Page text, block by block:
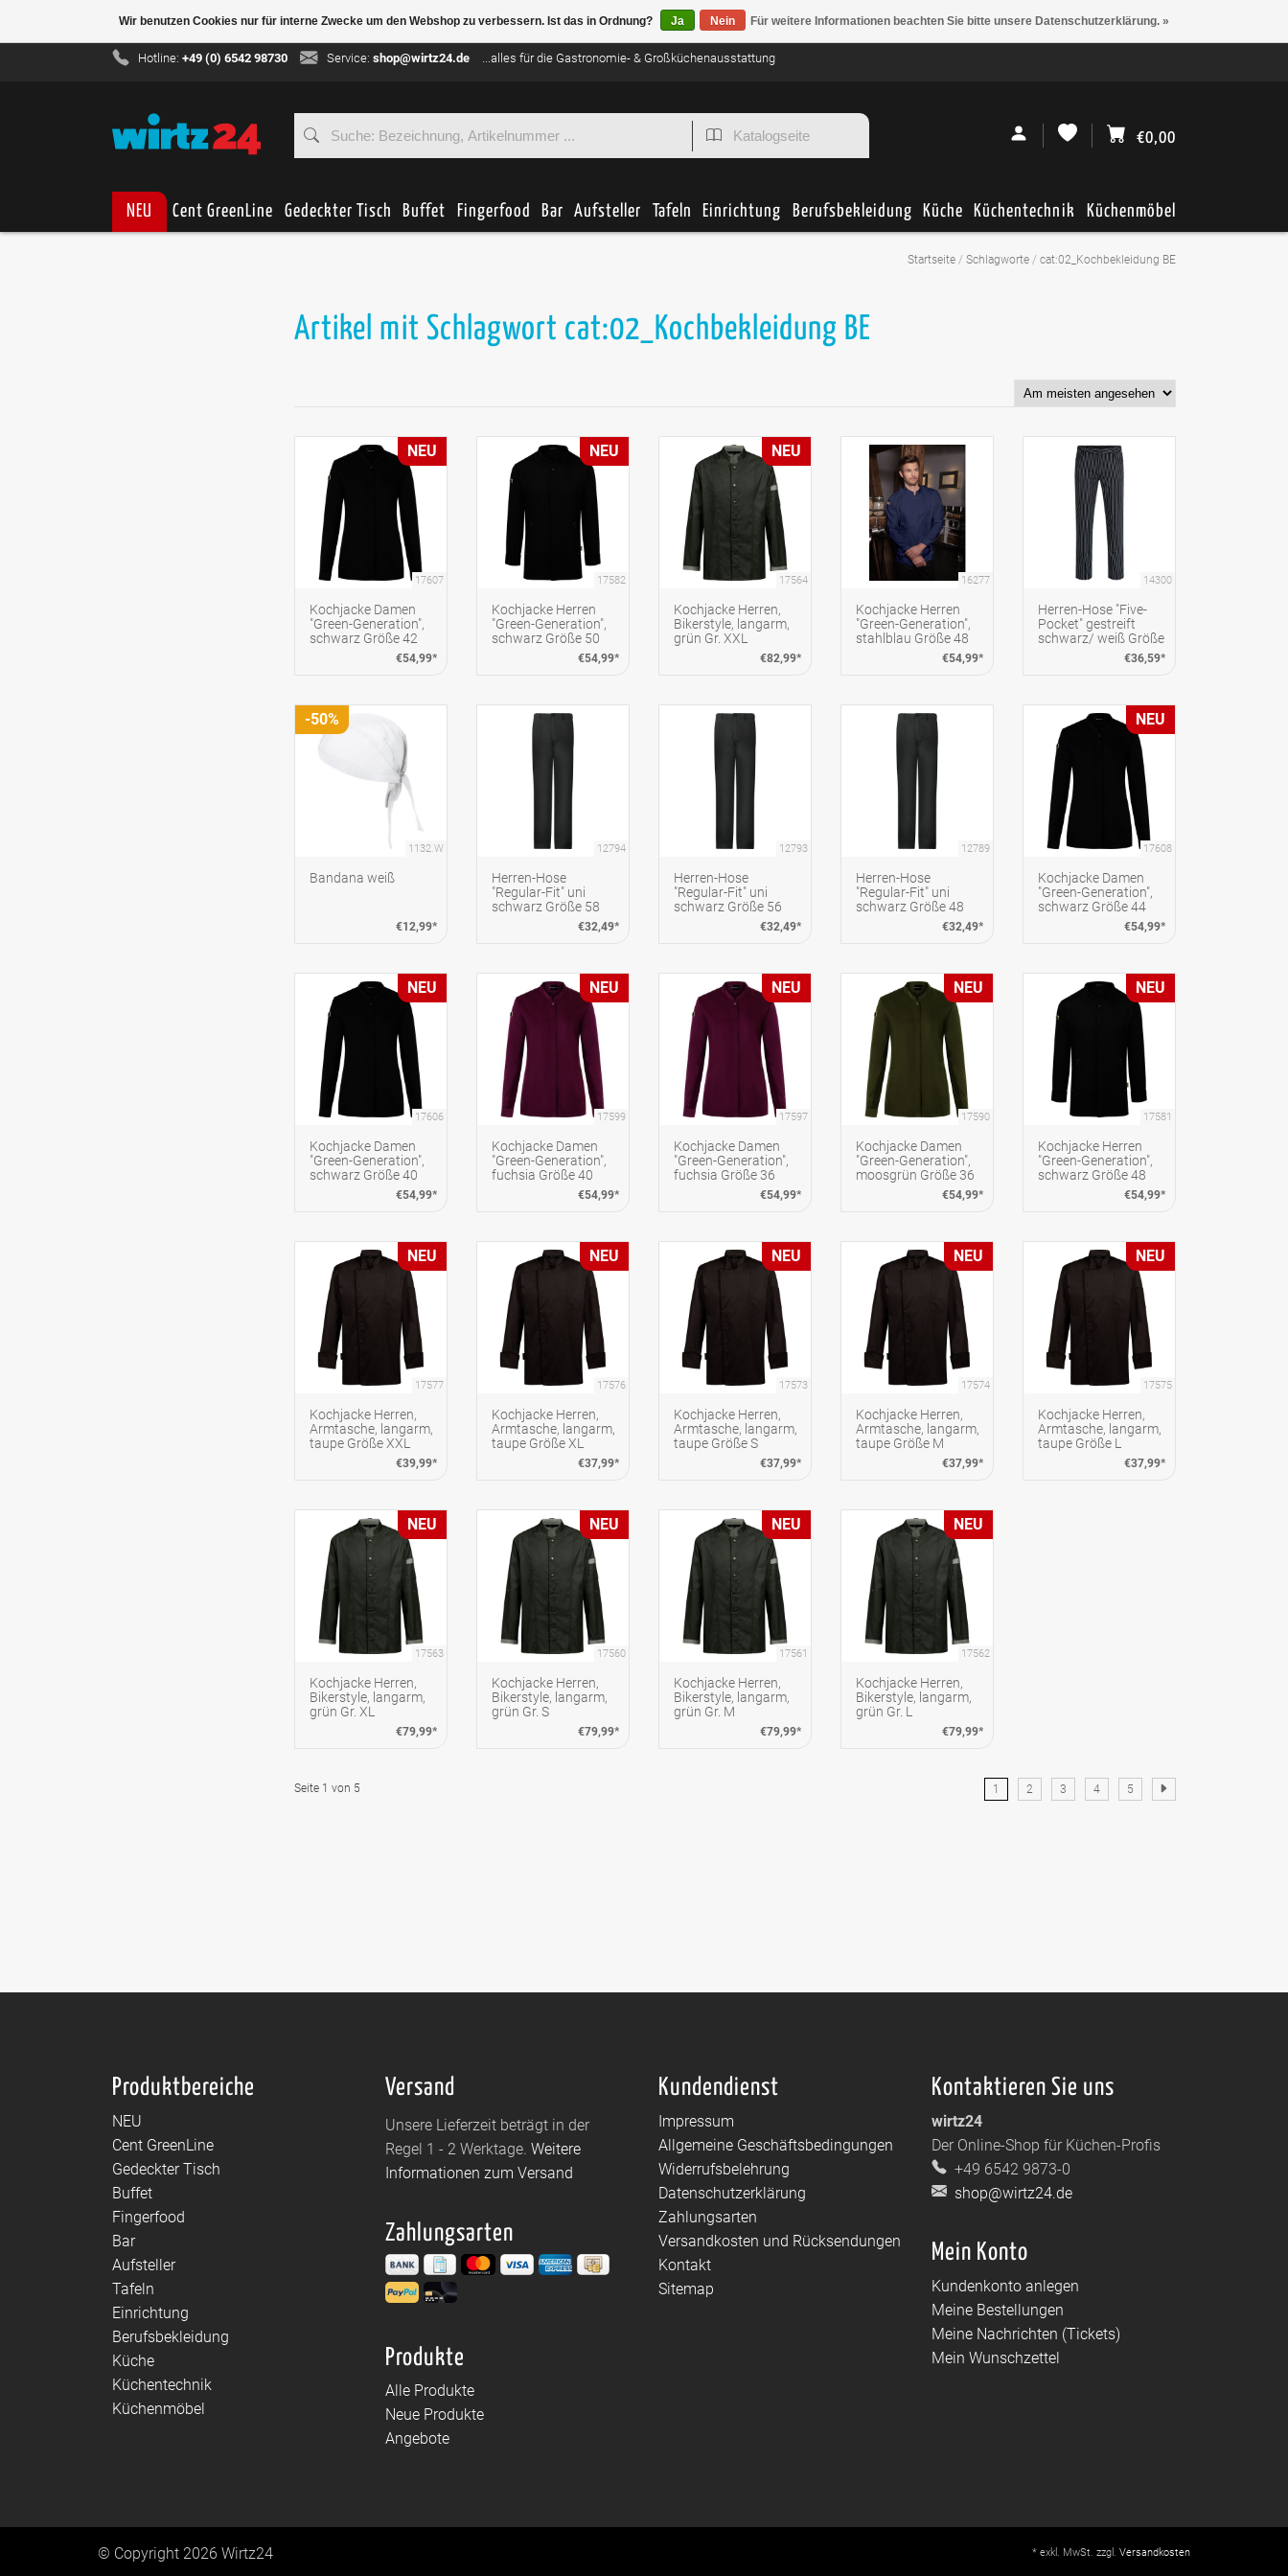
Hotline:+49 (0) 6542 98730 Service: shop@wirtz24.de ...alles für die Gastronomie- & Großküchenausstattung
€0,00
NEU Cent GreenLine Gedeckter Tisch Buffet Fingerfood Bar Aufsteller Tafeln Einrichtung Berufsbekleidung Küche Küchentechnik Küchenmöbel
Startseite / Schlagworte / cat:02_Kochbekleidung BE
Artikel mit Schlagwort cat:02_Kochbekleidung BE
17607
Kochjacke Damen
"Green-Generation",
schwarz Größe 42
€54,99*
NEU
17582
Kochjacke Herren
"Green-Generation",
schwarz Größe 50
€54,99*
NEU
17564
Kochjacke Herren,
Bikerstyle, langarm,
grün Gr. XXL
€82,99*
NEU
16277
Kochjacke Herren
"Green-Generation",
stahlblau Größe 48
€54,99*
14300
Herren-Hose "Five-
Pocket" gestreift
schwarz/ weiß Größe
€36,59*
1132.W
Bandana weiß
€12,99*
-50%
12794
Herren-Hose
"Regular-Fit" uni
schwarz Größe 58
€32,49*
12793
Herren-Hose
"Regular-Fit" uni
schwarz Größe 56
€32,49*
12789
Herren-Hose
"Regular-Fit" uni
schwarz Größe 48
€32,49*
17608
Kochjacke Damen
"Green-Generation",
schwarz Größe 44
€54,99*
NEU
17606
Kochjacke Damen
"Green-Generation",
schwarz Größe 40
€54,99*
NEU
17599
Kochjacke Damen
"Green-Generation",
fuchsia Größe 40
€54,99*
NEU
17597
Kochjacke Damen
"Green-Generation",
fuchsia Größe 36
€54,99*
NEU
17590
Kochjacke Damen
"Green-Generation",
moosgrün Größe 36
€54,99*
NEU
17581
Kochjacke Herren
"Green-Generation",
schwarz Größe 48
€54,99*
NEU
17577
Kochjacke Herren,
Armtasche, langarm,
taupe Größe XXL
€39,99*
NEU
17576
Kochjacke Herren,
Armtasche, langarm,
taupe Größe XL
€37,99*
NEU
17573
Kochjacke Herren,
Armtasche, langarm,
taupe Größe S
€37,99*
NEU
17574
Kochjacke Herren,
Armtasche, langarm,
taupe Größe M
€37,99*
NEU
17575
Kochjacke Herren,
Armtasche, langarm,
taupe Größe L
€37,99*
NEU
17563
Kochjacke Herren,
Bikerstyle, langarm,
grün Gr. XL
€79,99*
NEU
17560
Kochjacke Herren,
Bikerstyle, langarm,
grün Gr. S
€79,99*
NEU
17561
Kochjacke Herren,
Bikerstyle, langarm,
grün Gr. M
€79,99*
NEU
17562
Kochjacke Herren,
Bikerstyle, langarm,
grün Gr. L
€79,99*
NEU
Seite 1 von 5 1 2 3 4 5
Produktbereiche
NEU
Cent GreenLine
Gedeckter Tisch
Buffet
Fingerfood
Bar
Aufsteller
Tafeln
Einrichtung
Berufsbekleidung
Küche
Küchentechnik
Küchenmöbel
Versand
Unsere Lieferzeit beträgt in der
Regel 1 - 2 Werktage. Weitere
Informationen zum Versand
Zahlungsarten
Produkte
Alle Produkte
Neue Produkte
Angebote
Kundendienst
Impressum
Allgemeine Geschäftsbedingungen
Widerrufsbelehrung
Datenschutzerklärung
Zahlungsarten
Versandkosten und Rücksendungen
Kontakt
Sitemap
Kontaktieren Sie uns
wirtz24
Der Online-Shop für Küchen-Profis
+49 6542 9873-0
shop@wirtz24.de
Mein Konto
Kundenkonto anlegen
Meine Bestellungen
Meine Nachrichten (Tickets)
Mein Wunschzettel
© Copyright 2026 Wirtz24 * exkl. MwSt. zzgl. Versandkosten
Wir benutzen Cookies nur für interne Zwecke um den Webshop zu verbessern. Ist das in Ordnung? Ja Nein Für weitere Informationen beachten Sie bitte unsere Datenschutzerklärung. »